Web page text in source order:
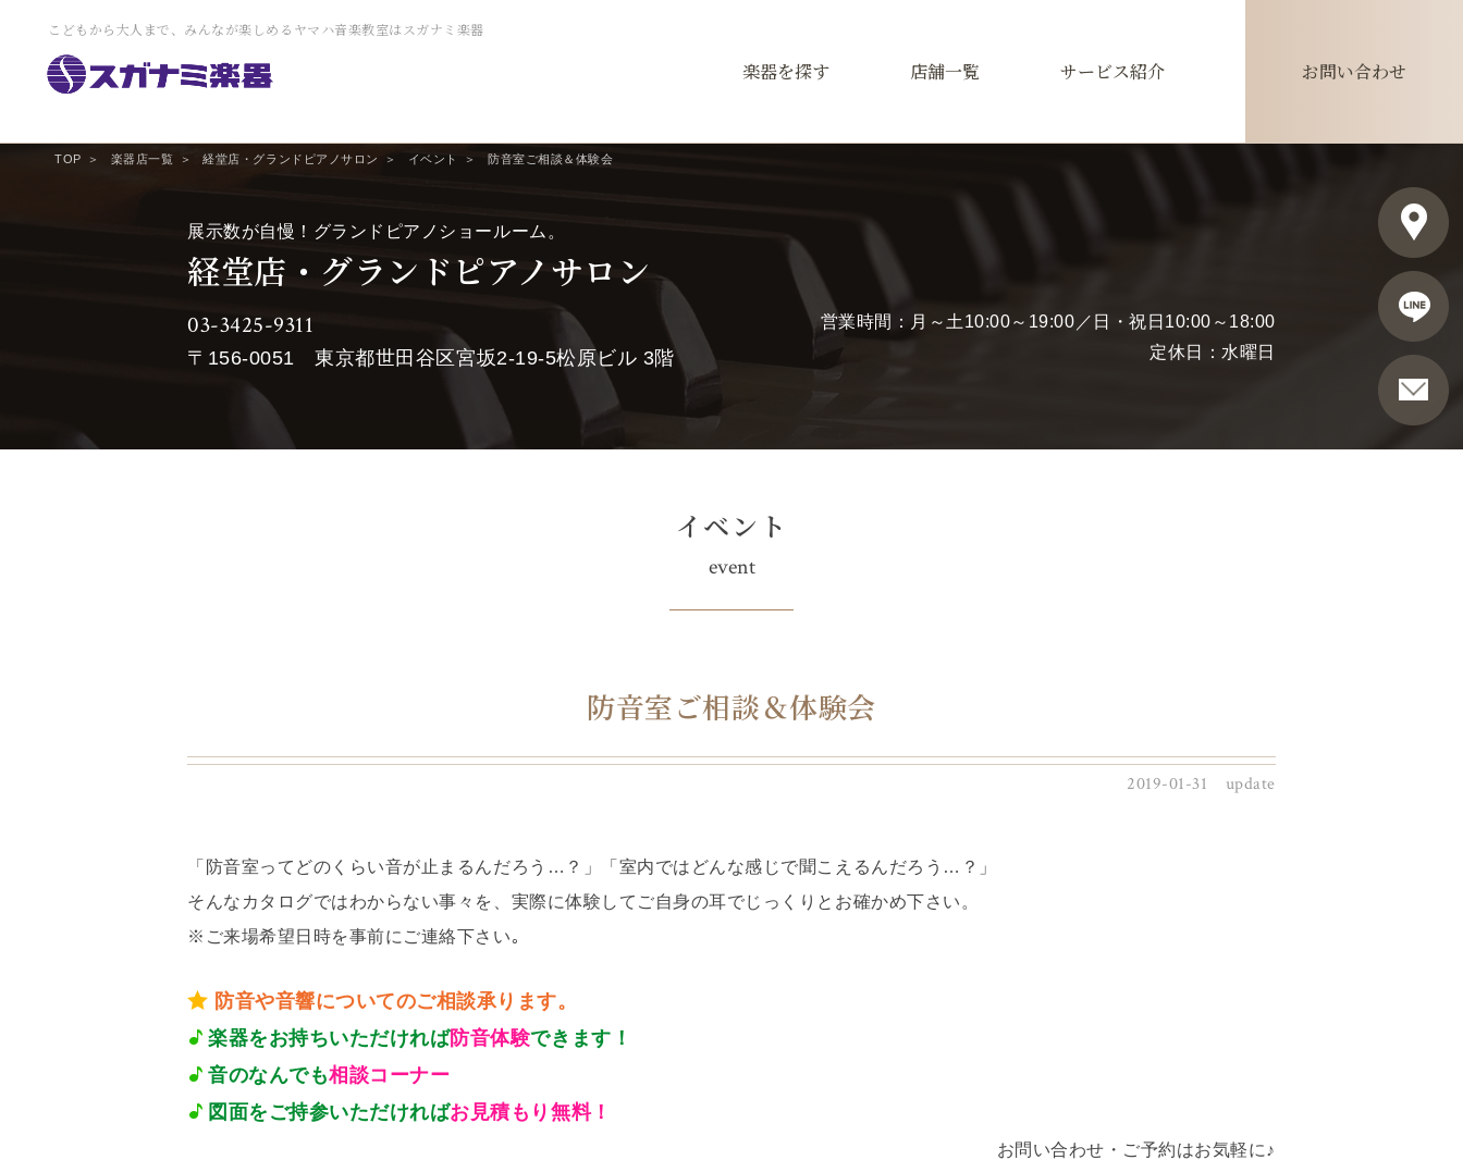
こどもから大人まで、みんなが楽しめるヤマハ音楽教室はスガナミ楽器
楽器を探す 店舗一覧 サービス紹介 お問い合わせ
TOP 楽器店一覧 経堂店・グランドピアノサロン イベント 防音室ご相談＆体験会
展示数が自慢！グランドピアノショールーム。
経堂店・グランドピアノサロン
03-3425-9311
〒156-0051東京都世田谷区宮坂2-19-5松原ビル 3階
営業時間：月～土10:00～19:00／日・祝日10:00～18:00
定休日：水曜日
イベント
event
防音室ご相談＆体験会
2019-01-31 update
「防音室ってどのくらい音が止まるんだろう…？」「室内ではどんな感じで聞こえるんだろう…？」
そんなカタログではわからない事々を、実際に体験してご自身の耳でじっくりとお確かめ下さい。
※ご来場希望日時を事前にご連絡下さい｡
防音や音響についてのご相談承ります。
楽器をお持ちいただければ防音体験できます！
音のなんでも相談コーナー
図面をご持参いただければお見積もり無料！
お問い合わせ・ご予約はお気軽に♪